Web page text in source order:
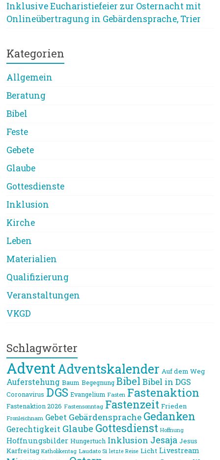
Inklusive Eucharistiefeier zur Osternacht mit
Onlineübertragung in Gebärdensprache, Trier
Kategorien
Allgemein
Beratung
Bibel
Feste
Gebete
Glaube
Gottesdienste
Inklusion
Kirche
Leben
Materialien
Qualifizierung
Veranstaltungen
VKGD
Schlagwörter
AdventAdventskalender Auf dem Weg
Auferstehung Baum Begegnung Bibel Bibel in DGS
Coronavirus DGS Evangelium Fasten Fastenaktion
Fastenaktion 2026 Fastensonntag Fastenzeit Frieden
Fronleichnam Gebet Gebärdensprache Gedanken
Gerechtigkeit Glaube Gottesdienst Hoffnung
Hoffnungsbilder Hungertuch Inklusion Jesaja Jesus
Karfreitag Katholikentag Laudato Si letzte Reise Licht Livestream